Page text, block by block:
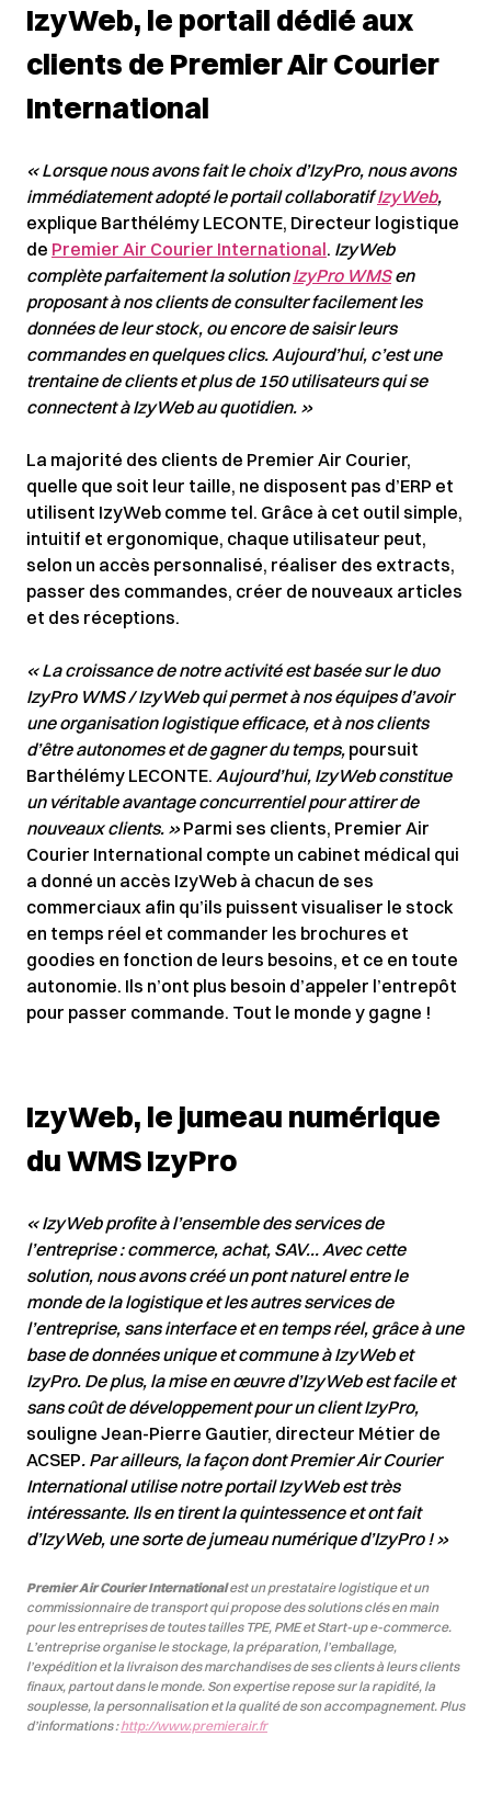
IzyWeb, le portail dédié aux
clients de Premier Air Courier
International
« Lorsque nous avons fait le choix d’IzyPro, nous avons
immédiatement adopté le portail collaboratifIzyWeb,
explique Barthélémy LECONTE, Directeur logistique
de Premier Air Courier International. IzyWeb
complète parfaitement la solutionIzyPro WMSen
proposant à nos clients de consulter facilement les
données de leur stock, ou encore de saisir leurs
commandes en quelques clics. Aujourd’hui, c’est une
trentaine de clients et plus de 150 utilisateurs qui se
connectent à IzyWeb au quotidien. »
La majorité des clients de Premier Air Courier,
quelle que soit leur taille, ne disposent pas d’ERP et
utilisent IzyWeb comme tel. Grâce à cet outil simple,
intuitif et ergonomique, chaque utilisateur peut,
selon un accès personnalisé, réaliser des extracts,
passer des commandes, créer de nouveaux articles
et des réceptions.
« La croissance de notre activité est basée sur le duo
IzyPro WMS / IzyWeb qui permet à nos équipes d’avoir
une organisation logistique efficace, et à nos clients
d’être autonomes et de gagner du temps, poursuit
Barthélémy LECONTE. Aujourd’hui, IzyWeb constitue
un véritable avantage concurrentiel pour attirer de
nouveaux clients. »Parmi ses clients, Premier Air
Courier International compte un cabinet médical qui
a donné un accès IzyWeb à chacun de ses
commerciaux afin qu’ils puissent visualiser le stock
en temps réel et commander les brochures et
goodies en fonction de leurs besoins, et ce en toute
autonomie. Ils n’ont plus besoin d’appeler l’entrepôt
pour passer commande. Tout le monde y gagne !
IzyWeb, le jumeau numérique
du WMS IzyPro
« IzyWeb profite à l’ensemble des services de
l’entreprise : commerce, achat, SAV… Avec cette
solution, nous avons créé un pont naturel entre le
monde de la logistique et les autres services de
l’entreprise, sans interface et en temps réel, grâce à une
base de donnéesunique et commune à IzyWeb et
IzyPro. De plus, la mise en œuvre d’IzyWeb est facile et
sans coût de développement pour un client IzyPro,
souligne Jean-Pierre Gautier, directeur Métier de
ACSEP. Par ailleurs, la façon dont Premier Air Courier
International utilise notre portail IzyWeb est très
intéressante. Ils en tirent la quintessence et ont fait
d’IzyWeb, une sorte de jumeau numérique d’IzyPro ! »
Premier Air Courier Internationalest un prestataire logistique et un
commissionnaire de transport qui propose des solutions clés en main
pour les entreprises de toutes tailles TPE, PME et Start-up e-commerce.
L’entreprise organise le stockage, la préparation, l’emballage,
l’expédition et la livraison des marchandises de ses clients à leurs clients
finaux, partout dans le monde. Son expertise repose sur la rapidité, la
souplesse, la personnalisation et la qualité de son accompagnement. Plus
d’informations :http://www.premierair.fr